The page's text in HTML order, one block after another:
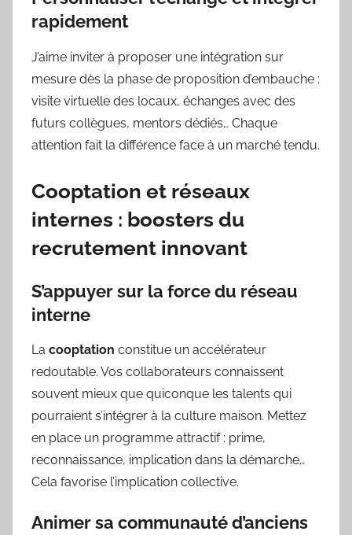
rapidement
J’aime inviter à proposer une intégration sur
mesure dès la phase de proposition d’embauche :
visite virtuelle des locaux, échanges avec des
futurs collègues, mentors dédiés… Chaque
attention fait la différence face à un marché tendu.
Cooptation et réseaux
internes : boosters du
recrutement innovant
S’appuyer sur la force du réseau
interne
La cooptation constitue un accélérateur
redoutable. Vos collaborateurs connaissent
souvent mieux que quiconque les talents qui
pourraient s’intégrer à la culture maison. Mettez
en place un programme attractif : prime,
reconnaissance, implication dans la démarche…
Cela favorise l’implication collective.
Animer sa communauté d’anciens